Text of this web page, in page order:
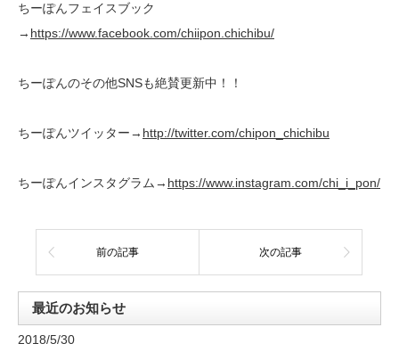
ちーぽんフェイスブック
→ https://www.facebook.com/chiipon.chichibu/
ちーぽんのその他SNSも絶賛更新中！！
ちーぽんツイッター→ http://twitter.com/chipon_chichibu
ちーぽんインスタグラム→ https://www.instagram.com/chi_i_pon/
前の記事 次の記事
最近のお知らせ
2018/5/30